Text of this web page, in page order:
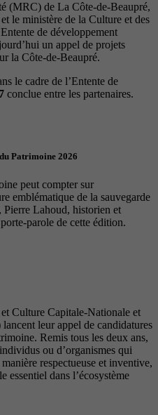
(MRC) de La Côte-de-Beaupré,
le ministère de la Culture et des
de développement
un appel de projets
la Côte-de-Beaupré.
le cadre de l’Entente de
conclue entre les partenaires.
Patrimoine 2026
peut compter sur
emblématique de la sauvegarde
Lahoud, historien et
parole de cette édition.
Culture Capitale-Nationale et
leur appel de candidatures
Remis tous les deux ans,
ou d’organismes qui
respectueuse et inventive,
essentiel dans l’écosystème